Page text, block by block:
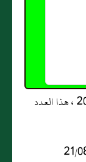
* : عدد المشاهدات و التنزيل منذ 21 ماي 2013 ، هذا العدد